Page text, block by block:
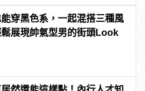
穿黑色系，一起混搭三種風
展現帥氣型男的街頭Look